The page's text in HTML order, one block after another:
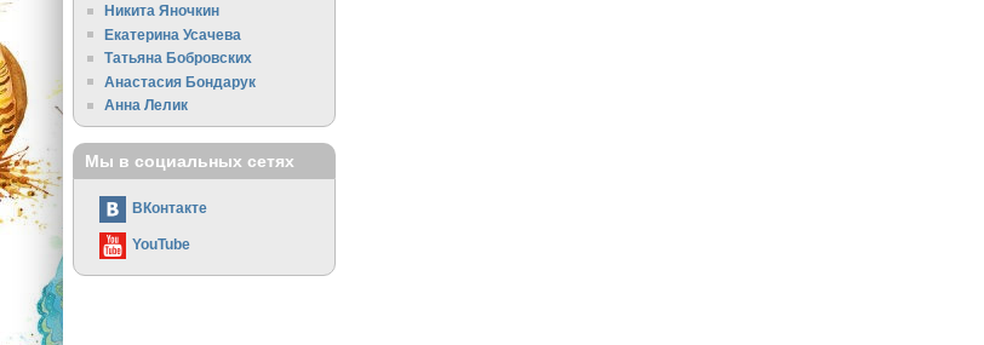
Никита Яночкин
Екатерина Усачева
Татьяна Бобровских
Анастасия Бондарук
Анна Лелик
Мы в социальных сетях
ВКонтакте
YouTube